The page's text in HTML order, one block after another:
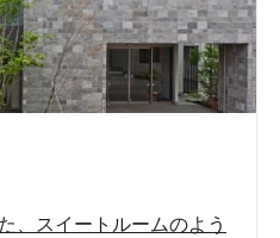
、スイートルームのよう